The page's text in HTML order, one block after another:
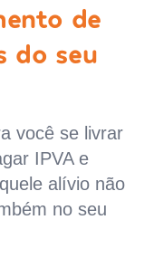
de
do seu
você se livrar
IPVA e
alívio não
no seu